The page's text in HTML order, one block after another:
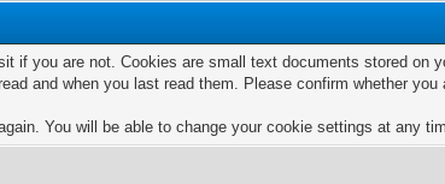
you are not. Cookies are small text documents stored on
and when you last read them. Please confirm whether
You will be able to change your cookie settings at any